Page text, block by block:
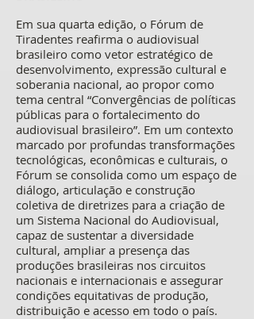
Em sua quarta edição, o Fórum de
Tiradentes reafirma o audiovisual
brasileiro como vetor estratégico de
desenvolvimento, expressão cultural e
soberania nacional, ao propor como
tema central “Convergências de políticas
públicas para o fortalecimento do
audiovisual brasileiro”. Em um contexto
marcado por profundas transformações
tecnológicas, econômicas e culturais, o
Fórum se consolida como um espaço de
diálogo, articulação e construção
coletiva de diretrizes para a criação de
um Sistema Nacional do Audiovisual,
capaz de sustentar a diversidade
cultural, ampliar a presença das
produções brasileiras nos circuitos
nacionais e internacionais e assegurar
condições equitativas de produção,
distribuição e acesso em todo o país.